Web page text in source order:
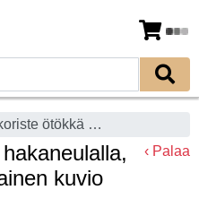
Erfurt koriste ötökkä hakaneulalla, käsityötä Musta/punainen kuvio kuoriainen
kuvio
‹ Palaa